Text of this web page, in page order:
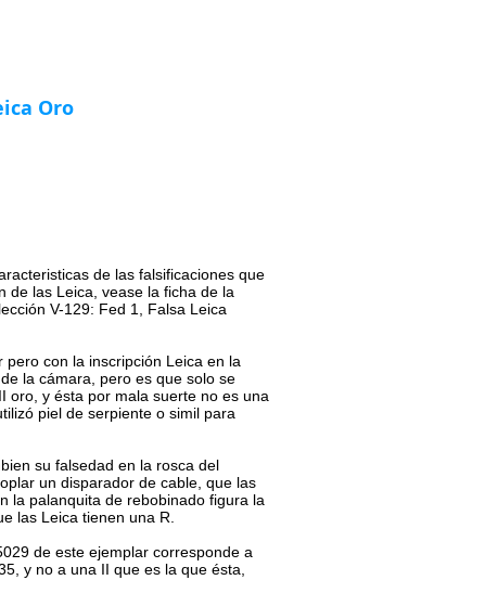
Oro
de las falsificaciones que
de las Leica, vease la ficha de la
V-129: Fed 1, Falsa Leica
pero con la inscripción Leica en la
la cámara, pero es que solo se
oro, y ésta por mala suerte no es una
piel de serpiente o simil para
su falsedad en la rosca del
un disparador de cable, que las
la palanquita de rebobinado figura la
las Leica tienen una R.
de este ejemplar corresponde a
y no a una II que es la que ésta,